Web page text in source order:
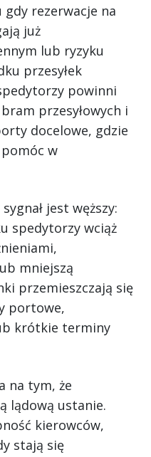
rezerwacje na
już
lub ryzyku
przesyłek
powinni
przesyłowych i
docelowe, gdzie
w
jest węższy:
spedytorzy wciąż
mniejszą
przemieszczają się
portowe,
krótkie terminy
na tym, że
lądową ustanie.
kierowców,
stają się